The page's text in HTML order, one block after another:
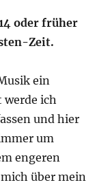
oder früher
Zeit.
ein
ich
und hier
um
engeren
über mein